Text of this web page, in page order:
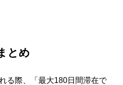
とめ
る際、「最大180日間滞在で